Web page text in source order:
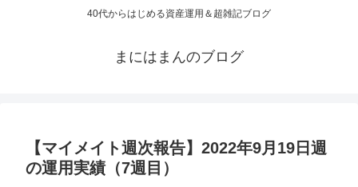
40代からはじめる資産運用＆超雑記ブログ
まにはまんのブログ
【マイメイト週次報告】2022年9月19日週
の運用実績（7週目）